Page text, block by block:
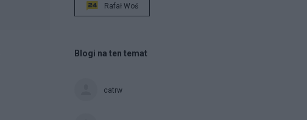
Rafał Woś
Blogi na ten temat
catrw